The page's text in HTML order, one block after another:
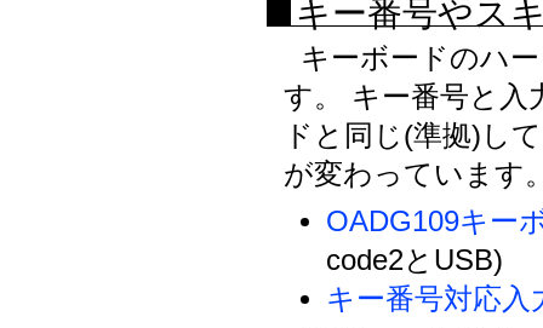
キー番号やス
キーボードのハ
す。 キー番号と入
ドと同じ(準拠)し
が変わっています
OADG109キー
code2とUSB)
キー番号対応入